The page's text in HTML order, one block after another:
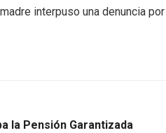
interpuso una denuncia por
la Pensión Garantizada